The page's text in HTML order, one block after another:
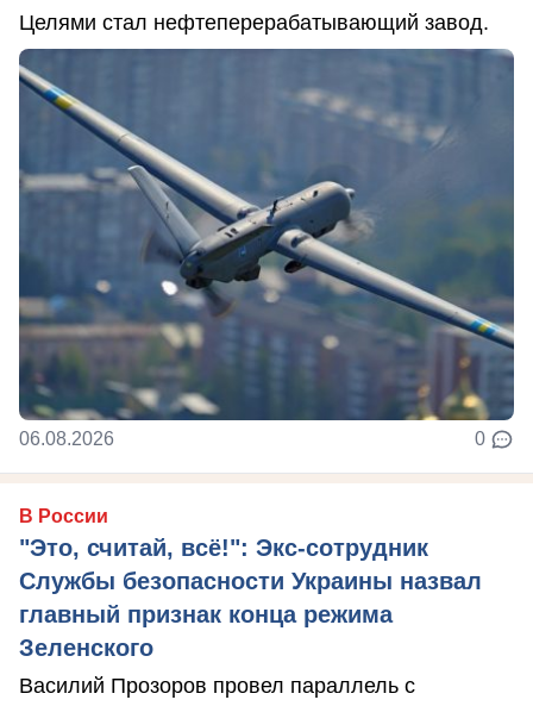
Целями стал нефтеперерабатывающий завод.
06.08.2026 0
В России
"Это, считай, всё!": Экс-сотрудник
Службы безопасности Украины назвал
главный признак конца режима
Зеленского
Василий Прозоров провел параллель с